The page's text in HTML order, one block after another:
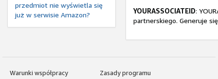
przedmiot nie wyświetla się
już w serwisie Amazon?
YOURASSOCIATEID:
partnerskiego. Generuje
Warunki współpracy
Zasady programu